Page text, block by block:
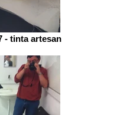
- tinta artesan